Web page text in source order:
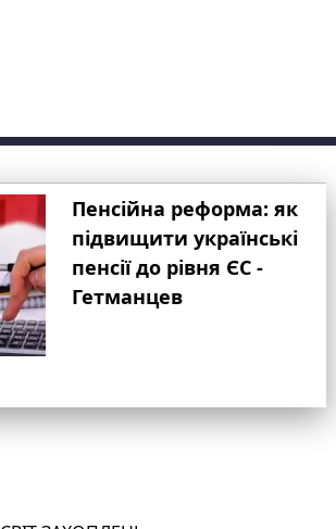
Пенсійна реформа: як
підвищити українські
пенсії до рівня ЄС -
Гетманцев